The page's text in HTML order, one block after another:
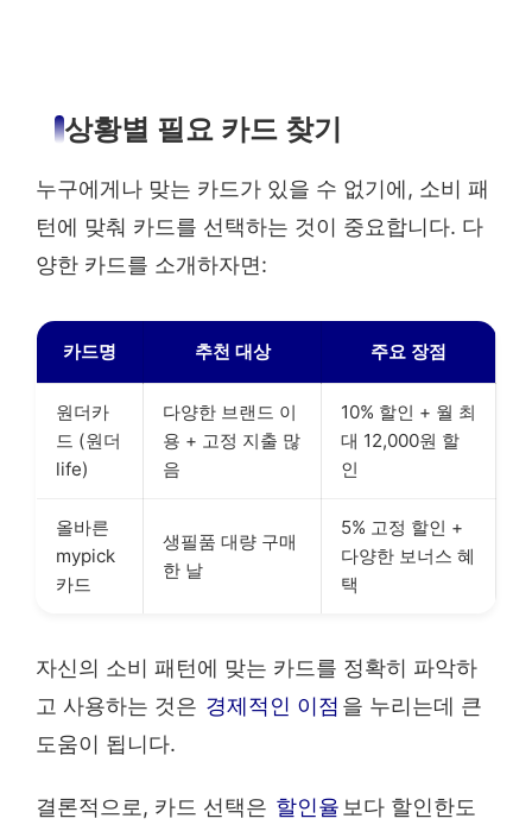
상황별 필요 카드 찾기
누구에게나 맞는 카드가 있을 수 없기에, 소비 패
턴에 맞춰 카드를 선택하는 것이 중요합니다. 다
양한 카드를 소개하자면:
카드명 추천 대상 주요 장점
원더카
드 (원더
life)
다양한 브랜드 이
용 + 고정 지출 많
음
10% 할인 + 월 최
대 12,000원 할
인
올바른
mypick
카드
생필품 대량 구매
한 날
5% 고정 할인 +
다양한 보너스 혜
택
자신의 소비 패턴에 맞는 카드를 정확히 파악하
고 사용하는 것은 경제적인 이점 을 누리는데 큰
도움이 됩니다.
결론적으로, 카드 선택은 할인율보다 할인한도